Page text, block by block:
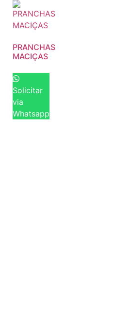
PRANCHAS
MACIÇAS
Solicitar
via
Whatsapp